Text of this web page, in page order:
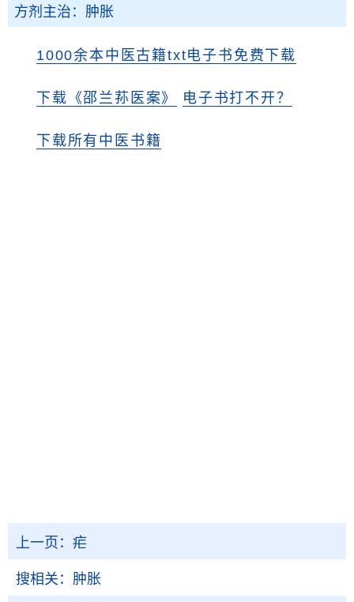
方剂主治：肿胀
1000余本中医古籍txt电子书免费下载
下载《邵兰荪医案》 电子书打不开？
下载所有中医书籍
上一页： 疟
搜相关： 肿胀